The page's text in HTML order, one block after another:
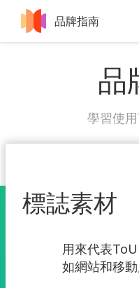
品牌指南
品
學習使
標誌素材
用來代表
如網站和移動